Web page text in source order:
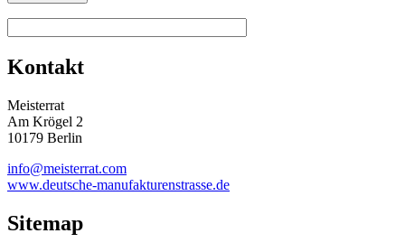
Kontakt
Meisterrat
Am Krögel 2
10179 Berlin
info@meisterrat.com
www.deutsche-manufakturenstrasse.de
Sitemap